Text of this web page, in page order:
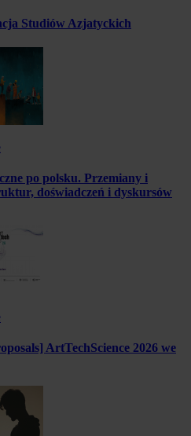
Studiów Azjatyckich
po polsku. Przemiany i
doświadczeń i dyskursów
ArtTechScience 2026 we